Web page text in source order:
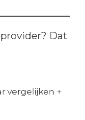
Dat
vergelijken +